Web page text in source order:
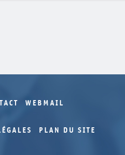
WEBMAIL
PLAN DU SITE